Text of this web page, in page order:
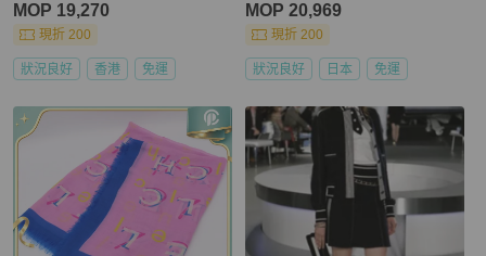
MOP 19,270
現折 200
狀況良好 香港 免運
MOP 20,969
現折 200
狀況良好 日本 免運